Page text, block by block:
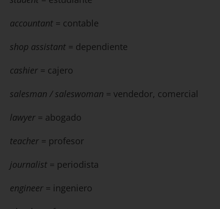
accountant = contable
shop assistant = dependiente
cashier = cajero
salesman / saleswoman = vendedor, comercial
lawyer = abogado
teacher = profesor
journalist = periodista
engineer = ingeniero